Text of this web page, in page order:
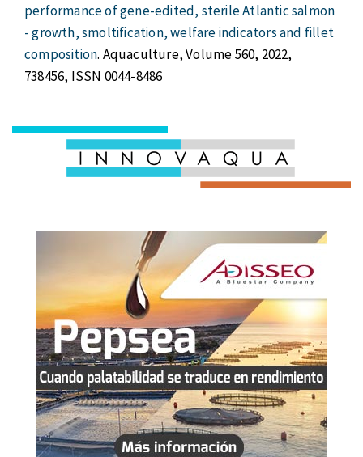
performance of gene-edited, sterile Atlantic salmon
- growth, smoltification, welfare indicators and fillet
composition. Aquaculture, Volume 560, 2022,
738456, ISSN 0044-8486